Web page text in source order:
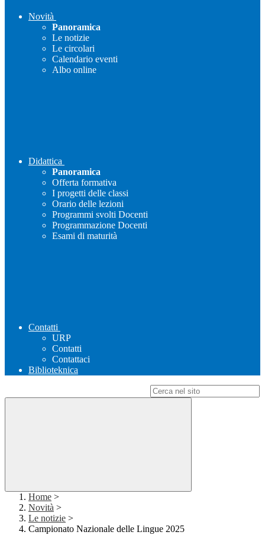
Novità
Panoramica
Le notizie
Le circolari
Calendario eventi
Albo online
Didattica
Panoramica
Offerta formativa
I progetti delle classi
Orario delle lezioni
Programmi svolti Docenti
Programmazione Docenti
Esami di maturità
Contatti
URP
Contatti
Contattaci
Biblioteknica
Home >
Novità >
Le notizie >
Campionato Nazionale delle Lingue 2025